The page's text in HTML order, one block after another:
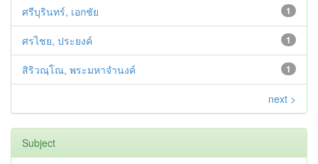
1
ศรีบุรินทร์, เอกชัย
1
ศรไชย, ประยงค์
1
สิริวณฺโณ, พระมหาจำนงค์
next >
Subject